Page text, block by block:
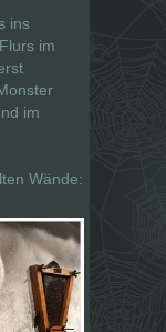
ins
im
im
Wände: